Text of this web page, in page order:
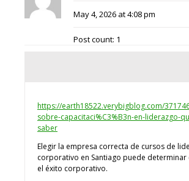
May 4, 2026 at 4:08 pm
Post count: 1
https://earth18522.verybigblog.com/
sobre-capacitaci%C3%B3n-en-liderazgo-
saber
Elegir la empresa correcta de cursos de
corporativo en Santiago puede determinar
el éxito corporativo.